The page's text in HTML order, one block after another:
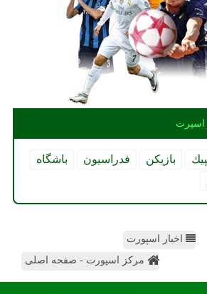
اسپرت
بازیكن فدراسیون
باشگاه
اخبار اسپورت
مرکز اسپورت - صفحه اصلی